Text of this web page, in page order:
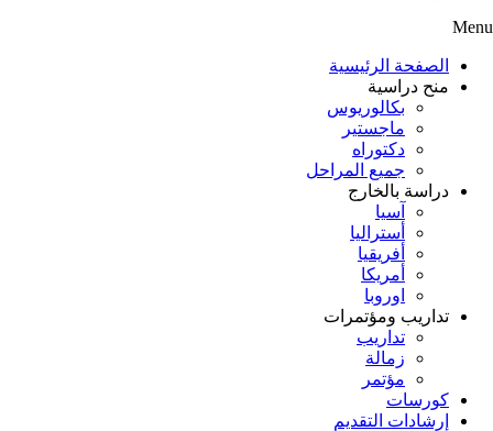
Menu
الصفحة الرئيسية
منح دراسية
بكالوريوس
ماجستير
دكتوراه
جميع المراحل
دراسة بالخارج
آسيا
أستراليا
أفريقيا
أمريكا
اوروبا
تداريب ومؤتمرات
تداريب
زمالة
مؤتمر
كورسات
إرشادات التقديم